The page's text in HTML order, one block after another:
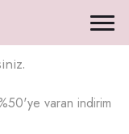
varan indirim
Harika